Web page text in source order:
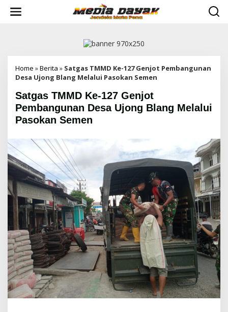
Home »Berita » Satgas TMMD Ke-127 Genjot Pembangunan
Desa Ujong Blang Melalui Pasokan Semen
Satgas TMMD Ke-127 Genjot
Pembangunan Desa Ujong Blang Melalui
Pasokan Semen